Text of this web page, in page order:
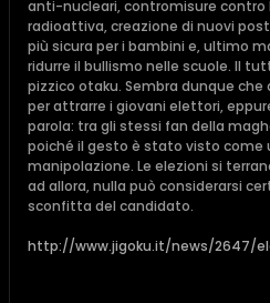
anti-nucleari, contromisure
radioattiva, creazione di nuovi
più sicura per i bambini e, ultimo
ridurre il bullismo nelle scuole. Il
pizzico otaku. Sembra dunque
per attrarre i giovani elettori,
parola: tra gli stessi fan della
poiché il gesto è stato visto come
manipolazione. Le elezioni si
ad allora, nulla può considerarsi
sconfitta del candidato.
http://www.jigoku.it/news/2647/